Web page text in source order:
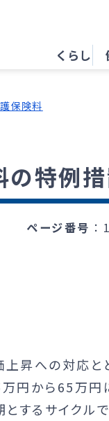
くらし
保険料
特例措
ページ番号
昇への対応と
円から65万円
するサイクル